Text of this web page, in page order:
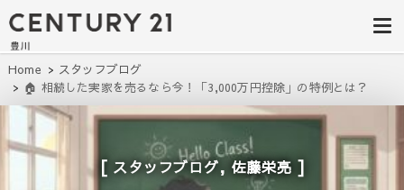
豊田市の中古
住宅・土地・
リノベ物件探
し｜センチュ
リー21豊川
建て・土地探しはセンチュリー21豊
川へ。豊田市内の最新物件情報を随
時更新中！駅近、建築条件無し、ペ
ット可、学区別など、お客様のこだ
わり条件に合わせて理想の物件を簡
単検索。
Home
スタッフブログ
🏠 相続した実家を売るなら今！「3,000万円控除」の特例とは？
スタッフブログ, 佐藤栄亮